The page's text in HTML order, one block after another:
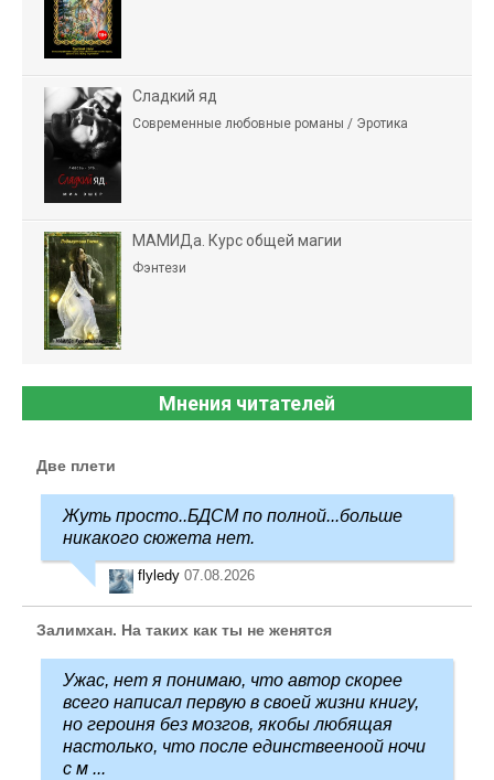
Сладкий яд
Современные любовные романы / Эротика
МАМИДа. Курс общей магии
Фэнтези
Мнения читателей
Две плети
Жуть просто..БДСМ по полной...больше
никакого сюжета нет.
flyledy 07.08.2026
Залимхан. На таких как ты не женятся
Ужас, нет я понимаю, что автор скорее
всего написал первую в своей жизни книгу,
но героиня без мозгов, якобы любящая
настолько, что после единствееноой ночи
с м ...